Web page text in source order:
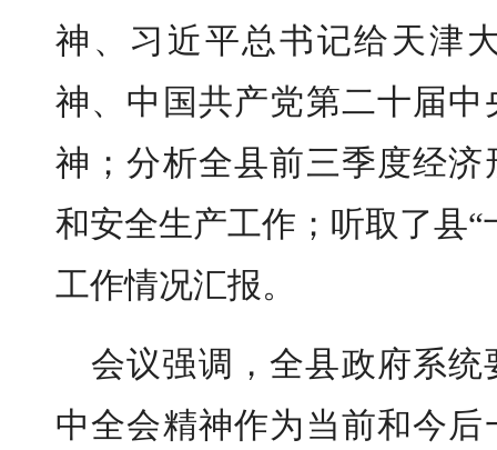
神、习近平总书记给天津
神、中国共产党第二十届
神；分析全县前三季度经
和安全生产工作；听取了县
工作情况汇报。
会议强调，全县政府系
中全会精神作为当前和今